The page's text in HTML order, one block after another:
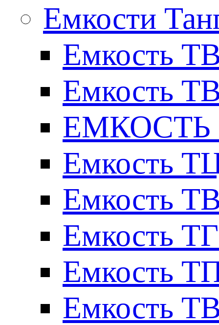
Емкости
Емкость
Емкость
ЕМКОСТЬ
Емкость
Емкость
Емкость
Емкость
Емкость